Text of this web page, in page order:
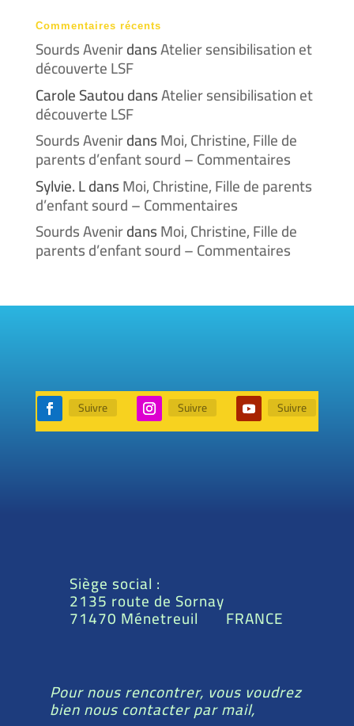
Commentaires récents
Sourds AvenirdansAtelier sensibilisation et
découverte LSF
Carole SautoudansAtelier sensibilisation et
découverte LSF
Sourds AvenirdansMoi, Christine, Fille de
parents d’enfant sourd – Commentaires
Sylvie. LdansMoi, Christine, Fille de parents
d’enfant sourd – Commentaires
Sourds AvenirdansMoi, Christine, Fille de
parents d’enfant sourd – Commentaires
Suivre Suivre Suivre
Siège social :
2135 route de Sornay
71470 Ménetreuil FRANCE
Pour nous rencontrer, vous voudrez
bien nous contacter par mail,